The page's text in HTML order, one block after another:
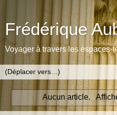
Frédérique
Voyager à travers les espaces-
Aucun article.